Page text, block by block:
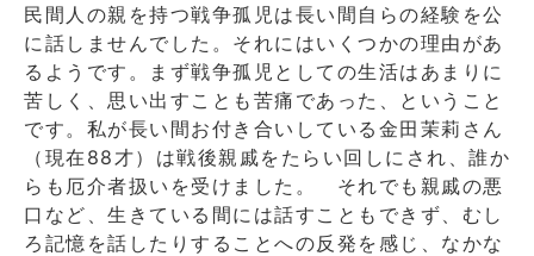
民間人の親を持つ戦争孤児は長い間自らの経験を公
に話しませんでした。それにはいくつかの理由があ
るようです。まず戦争孤児としての生活はあまりに
苦しく、思い出すことも苦痛であった、ということ
です。私が長い間お付き合いしている金田茉莉さん
（現在88才）は戦後親戚をたらい回しにされ、誰か
らも厄介者扱いを受けました。 それでも親戚の悪
口など、生きている間には話すこともできず、むし
ろ記憶を話したりすることへの反発を感じ、なかな